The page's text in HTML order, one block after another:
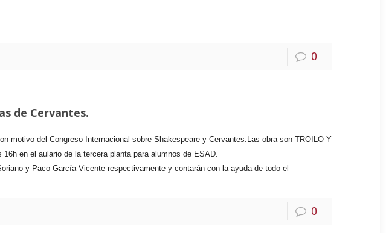
0
de Cervantes.
motivo del Congreso Internacional sobre Shakespeare y Cervantes. Las obra son TROILO Y
en el aulario de la tercera planta para alumnos de ESAD.
y Paco García Vicente respectivamente y contarán con la ayuda de todo el
0